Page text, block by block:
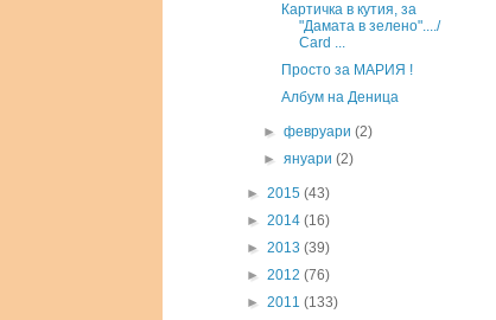
Картичка в кутия, за
"Дамата в зелено"..../
Card ...
Просто за МАРИЯ !
Албум на Деница
►февруари(2)
►януари(2)
► 2015 (43)
► 2014 (16)
► 2013 (39)
► 2012 (76)
► 2011 (133)